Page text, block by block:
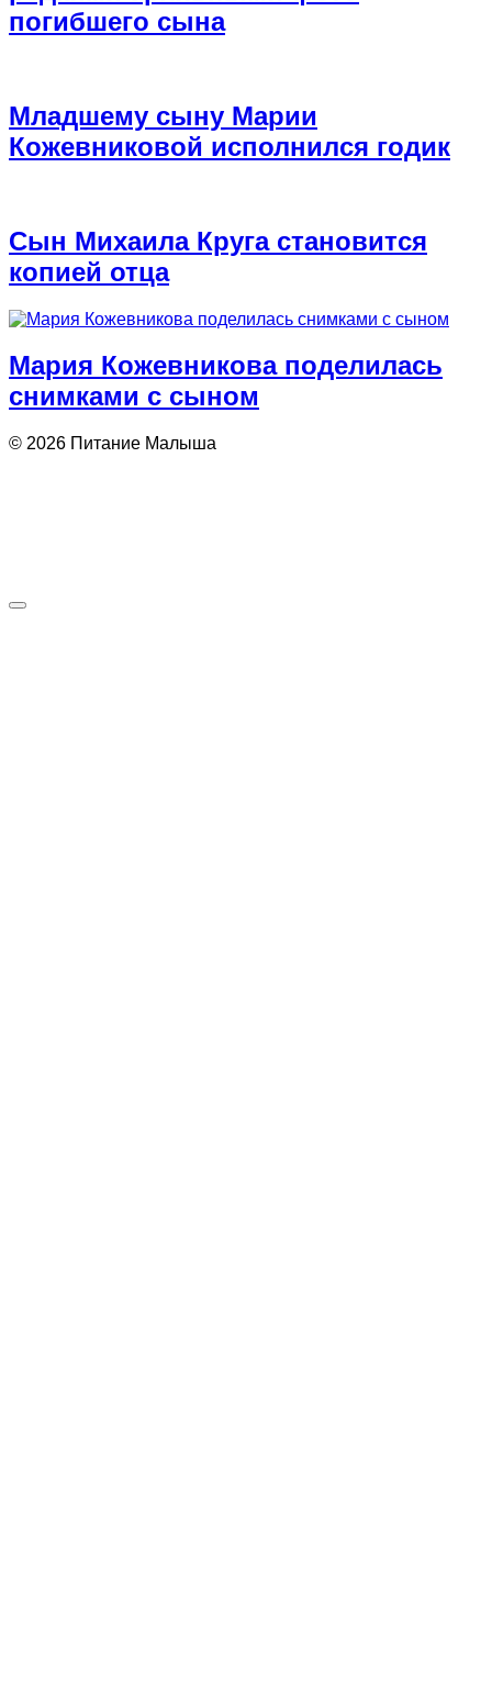
погибшего сына
Младшему сыну Марии
Кожевниковой исполнился годик
Сын Михаила Круга становится
копией отца
Мария Кожевникова поделилась
снимками с сыном
© 2026 Питание Малыша